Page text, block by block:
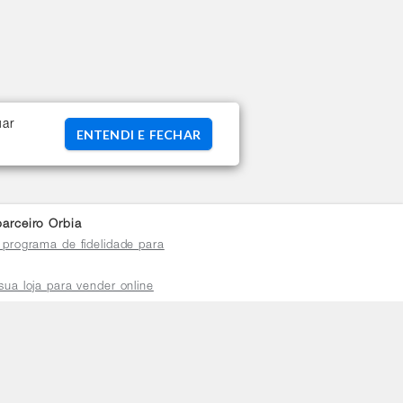
ENTENDI E FECHAR
Orbia
programa de fidelidade para
loja para vender online